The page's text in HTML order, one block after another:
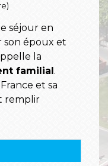
séjour en
son époux et
la
familial .
et sa
remplir